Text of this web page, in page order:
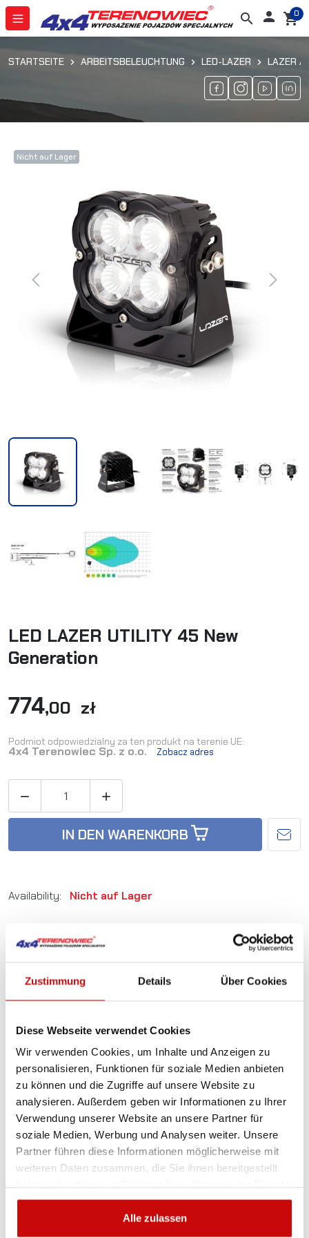
Zustimmung Details Über Cookies
Diese Webseite verwendet Cookies
Wir verwenden Cookies, um Inhalte und Anzeigen zu
personalisieren, Funktionen für soziale Medien anbieten
zu können und die Zugriffe auf unsere Website zu
analysieren. Außerdem geben wir Informationen zu Ihrer
Verwendung unserer Website an unsere Partner für
soziale Medien, Werbung und Analysen weiter. Unsere
Partner führen diese Informationen möglicherweise mit
weiteren Daten zusammen, die Sie ihnen bereitgestellt
gesammelt haben.
Alle zulassen
search  shopping_cart
0
STARTSEITE ARBEITSBELEUCHTUNG LED-LAZER LAZER
Nicht auf Lager
Previous Next
LED LAZER UTILITY 45 New
Generation
774,00 zł
Podmiot odpowiedzialny za ten produkt na terenie UE:
4x4 Terenowiec Sp. z o.o. Zobacz adres
 
IN DEN WARENKORB
Availability: Nicht auf Lager
Artikel-Nr.: LAZER-UTILITY-00U45-G2
Sie sind sich nicht sicher, welches Produkt
am besten geeignet ist? Rufen Sie uns an,
phone+48 12 266 27 54
Lieferrichtlinie
Rückgabebestimmungen
Datenschutzrichtlinie
Beschreibung
LED LAZER UTILITY 45 New